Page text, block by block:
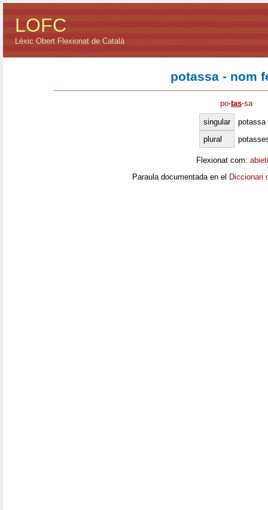
LOFC
Lèxic Obert Flexionat de Català
potassa - nom
po·tas·sa
singular
potassa
plural
Flexionat com:
Paraula documentada en el Diccionari